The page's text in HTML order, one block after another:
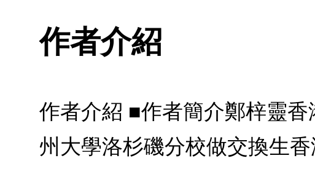
作者介紹
作者介紹 ■作者簡介鄭梓靈
州大學洛杉磯分校做交換生